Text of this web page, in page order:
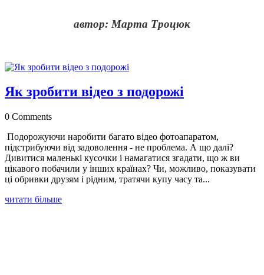
автор: Марта Троцюк
Як зробити відео з подорожі
0 Comments
Подорожуючи наробити багато відео фотоапаратом,
підстрибуючи від задоволення - не проблема. А що далі?
Дивитися маленькі кусочки і намагатися згадати, що ж ви
цікавого побачили у інших країнах? Чи, можливо, показувати
ці обривки друзям і рідним, тратячи купу часу та...
читати більше